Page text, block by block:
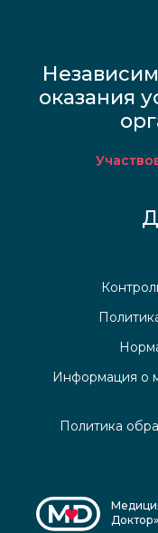
оказания
Информация о
Политика